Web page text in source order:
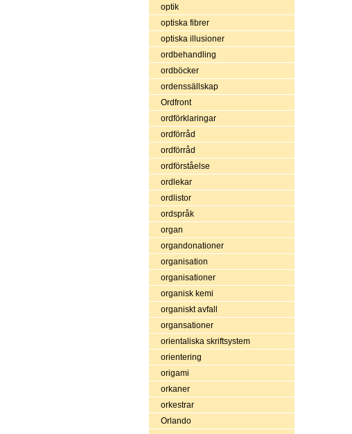
optik
optiska fibrer
optiska illusioner
ordbehandling
ordböcker
ordenssällskap
Ordfront
ordförklaringar
ordförråd
ordförråd
ordförståelse
ordlekar
ordlistor
ordspråk
organ
organdonationer
organisation
organisationer
organisk kemi
organiskt avfall
organsationer
orientaliska skriftsystem
orientering
origami
orkaner
orkestrar
Orlando